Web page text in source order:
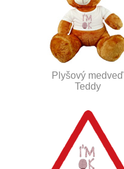
Plyšový medveď
Teddy